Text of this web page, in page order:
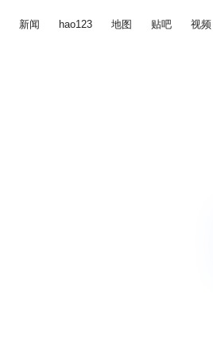
新闻 hao123 地图 贴吧 视频